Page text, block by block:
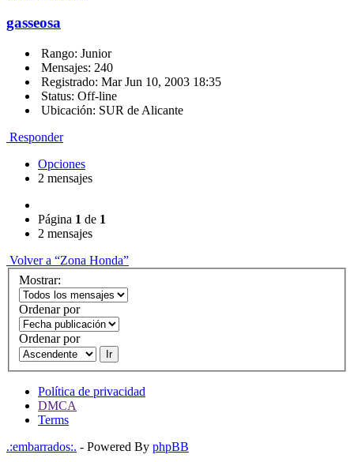
gasseosa
Rango: Junior
Mensajes: 240
Registrado: Mar Jun 10, 2003 18:35
Status: Off-line
Ubicación: SUR de Alicante
Responder
Opciones
2 mensajes
Página 1 de 1
2 mensajes
Volver a “Zona Honda”
Mostrar:
Ordenar por
Ordenar por
Ir
Política de privacidad
DMCA
Terms
.:embarrados:. - Powered By phpBB